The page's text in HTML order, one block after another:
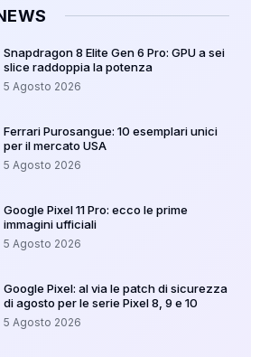
Snapdragon 8 Elite Gen 6 Pro: GPU a sei
slice raddoppia la potenza
5 Agosto 2026
Ferrari Purosangue: 10 esemplari unici
per il mercato USA
5 Agosto 2026
Google Pixel 11 Pro: ecco le prime
immagini ufficiali
5 Agosto 2026
Google Pixel: al via le patch di sicurezza
di agosto per le serie Pixel 8, 9 e 10
5 Agosto 2026